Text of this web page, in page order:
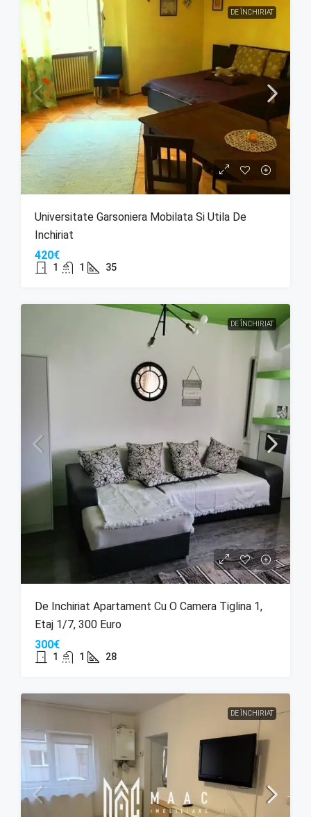
DE ÎNCHIRIAT
Universitate Garsoniera Mobilata Si Utila De
Inchiriat
420€
1 1 35
DE ÎNCHIRIAT
De Inchiriat Apartament Cu O Camera Tiglina 1,
Etaj 1/7, 300 Euro
300€
1 1 28
DE ÎNCHIRIAT